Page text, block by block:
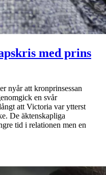
med prins
nyår att kronprinsessan
en svår
att Victoria var ytterst
De äktenskapliga
tid i relationen men en